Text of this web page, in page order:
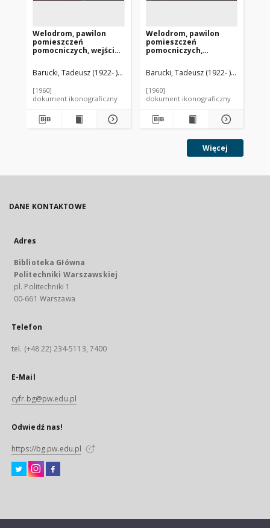
Welodrom, pawilon
pomieszczeń
pomocniczych, wejście,
Barucki, Tadeusz (1922- ). Fotograf Ligini, Cesare (1913-1988).
[1960]
dokument ikonograficzny
Welodrom, pawilon
pomieszczeń
pomocniczych,
bocznej, Rzym, Włochy
Barucki, Tadeusz (1922- ). Fotograf
[1960]
dokument ikonograficzny
Więcej
DANE KONTAKTOWE
Adres
Biblioteka Główna
Politechniki Warszawskiej
pl. Politechniki 1
00-661 Warszawa
Telefon
tel. (+48 22) 234-5113, 7400
E-Mail
cyfr.bg@pw.edu.pl
Odwiedź nas!
https://bg.pw.edu.pl